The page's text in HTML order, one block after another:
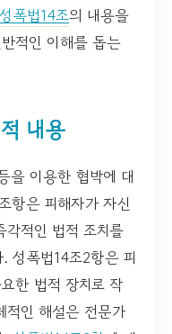
성폭법14조의 내용을
적인 이해를 돕는
내용
을 이용한 협박에 대
항은 피해자가 자신
적인 법적 조치를
성폭법14조2항은 피
한 법적 장치로 작
적인 해설은 전문가